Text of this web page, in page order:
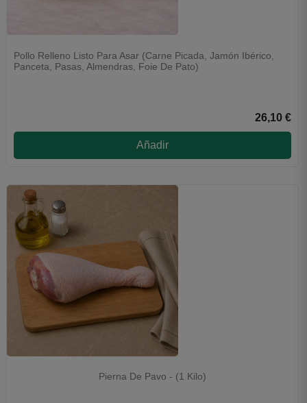
Pollo Relleno Listo Para Asar (Carne Picada, Jamón Ibérico,
Panceta, Pasas, Almendras, Foie De Pato)
26,10 €
Añadir
Pierna De Pavo - (1 Kilo)